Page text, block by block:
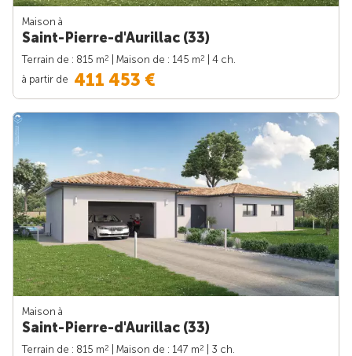
Maison à
Saint-Pierre-d'Aurillac (33)
Terrain de : 815 m2 | Maison de : 145 m2
| 4 ch.
à partir de 411 453 €
Maison à
Saint-Pierre-d'Aurillac (33)
Terrain de : 815 m2 | Maison de : 147 m2
| 3 ch.